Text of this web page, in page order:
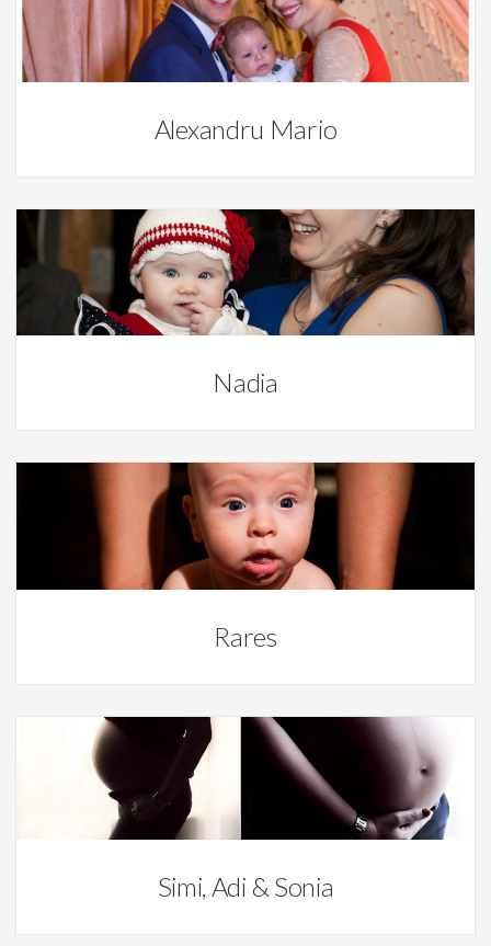
Botez, Mamici si bebelusi
Alexandru Mario
Botez
Nadia
Botez
Rares
Simi, Adi & Sonia